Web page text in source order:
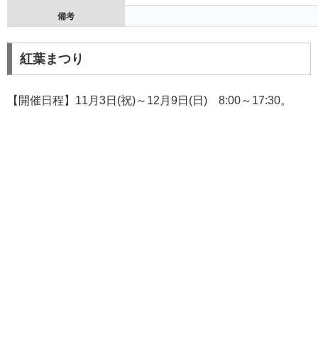
備考
紅葉まつり
【開催日程】11月3日(祝)～12月9日(日) 8:00～17:30。